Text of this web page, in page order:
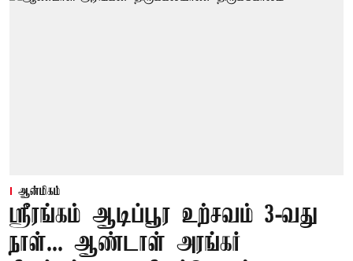
ஆன்மிகம்
ஸ்ரீரங்கம் ஆடிப்பூர உற்சவம் 3-வது
நாள்... ஆண்டாள் அரங்கர்